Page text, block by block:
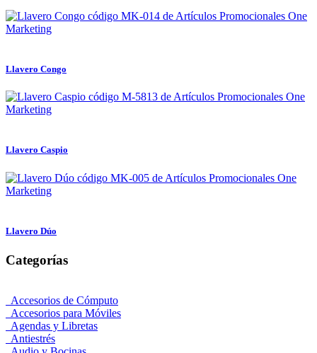
Llavero Congo
Llavero Caspio
Llavero Dúo
Categorías
Accesorios de Cómputo
Accesorios para Móviles
Agendas y Libretas
Antiestrés